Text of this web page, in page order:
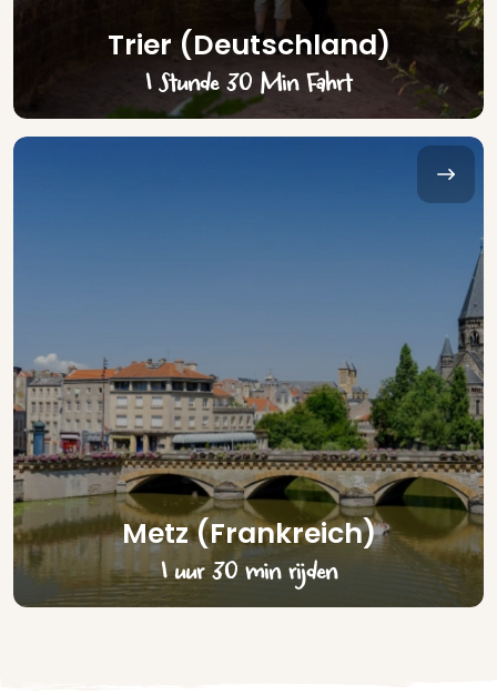
Trier (Deutschland)
1 Stunde 30 Min Fahrt
Metz (Frankreich)
1 uur 30 min rijden